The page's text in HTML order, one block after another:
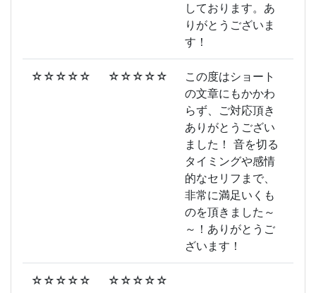
しております。あ
りがとうございま
す！
☆☆☆☆☆ ☆☆☆☆☆
この度はショート
の文章にもかかわ
らず、ご対応頂き
ありがとうござい
ました！ 音を切る
タイミングや感情
的なセリフまで、
非常に満足いくも
のを頂きました～
～！ありがとうご
ざいます！
☆☆☆☆☆ ☆☆☆☆☆